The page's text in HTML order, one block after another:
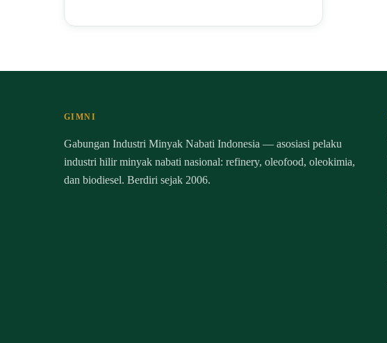
GIMNI
Gabungan Industri Minyak Nabati Indonesia — asosiasi pelaku
industri hilir minyak nabati nasional: refinery, oleofood, oleokimia,
dan biodiesel. Berdiri sejak 2006.